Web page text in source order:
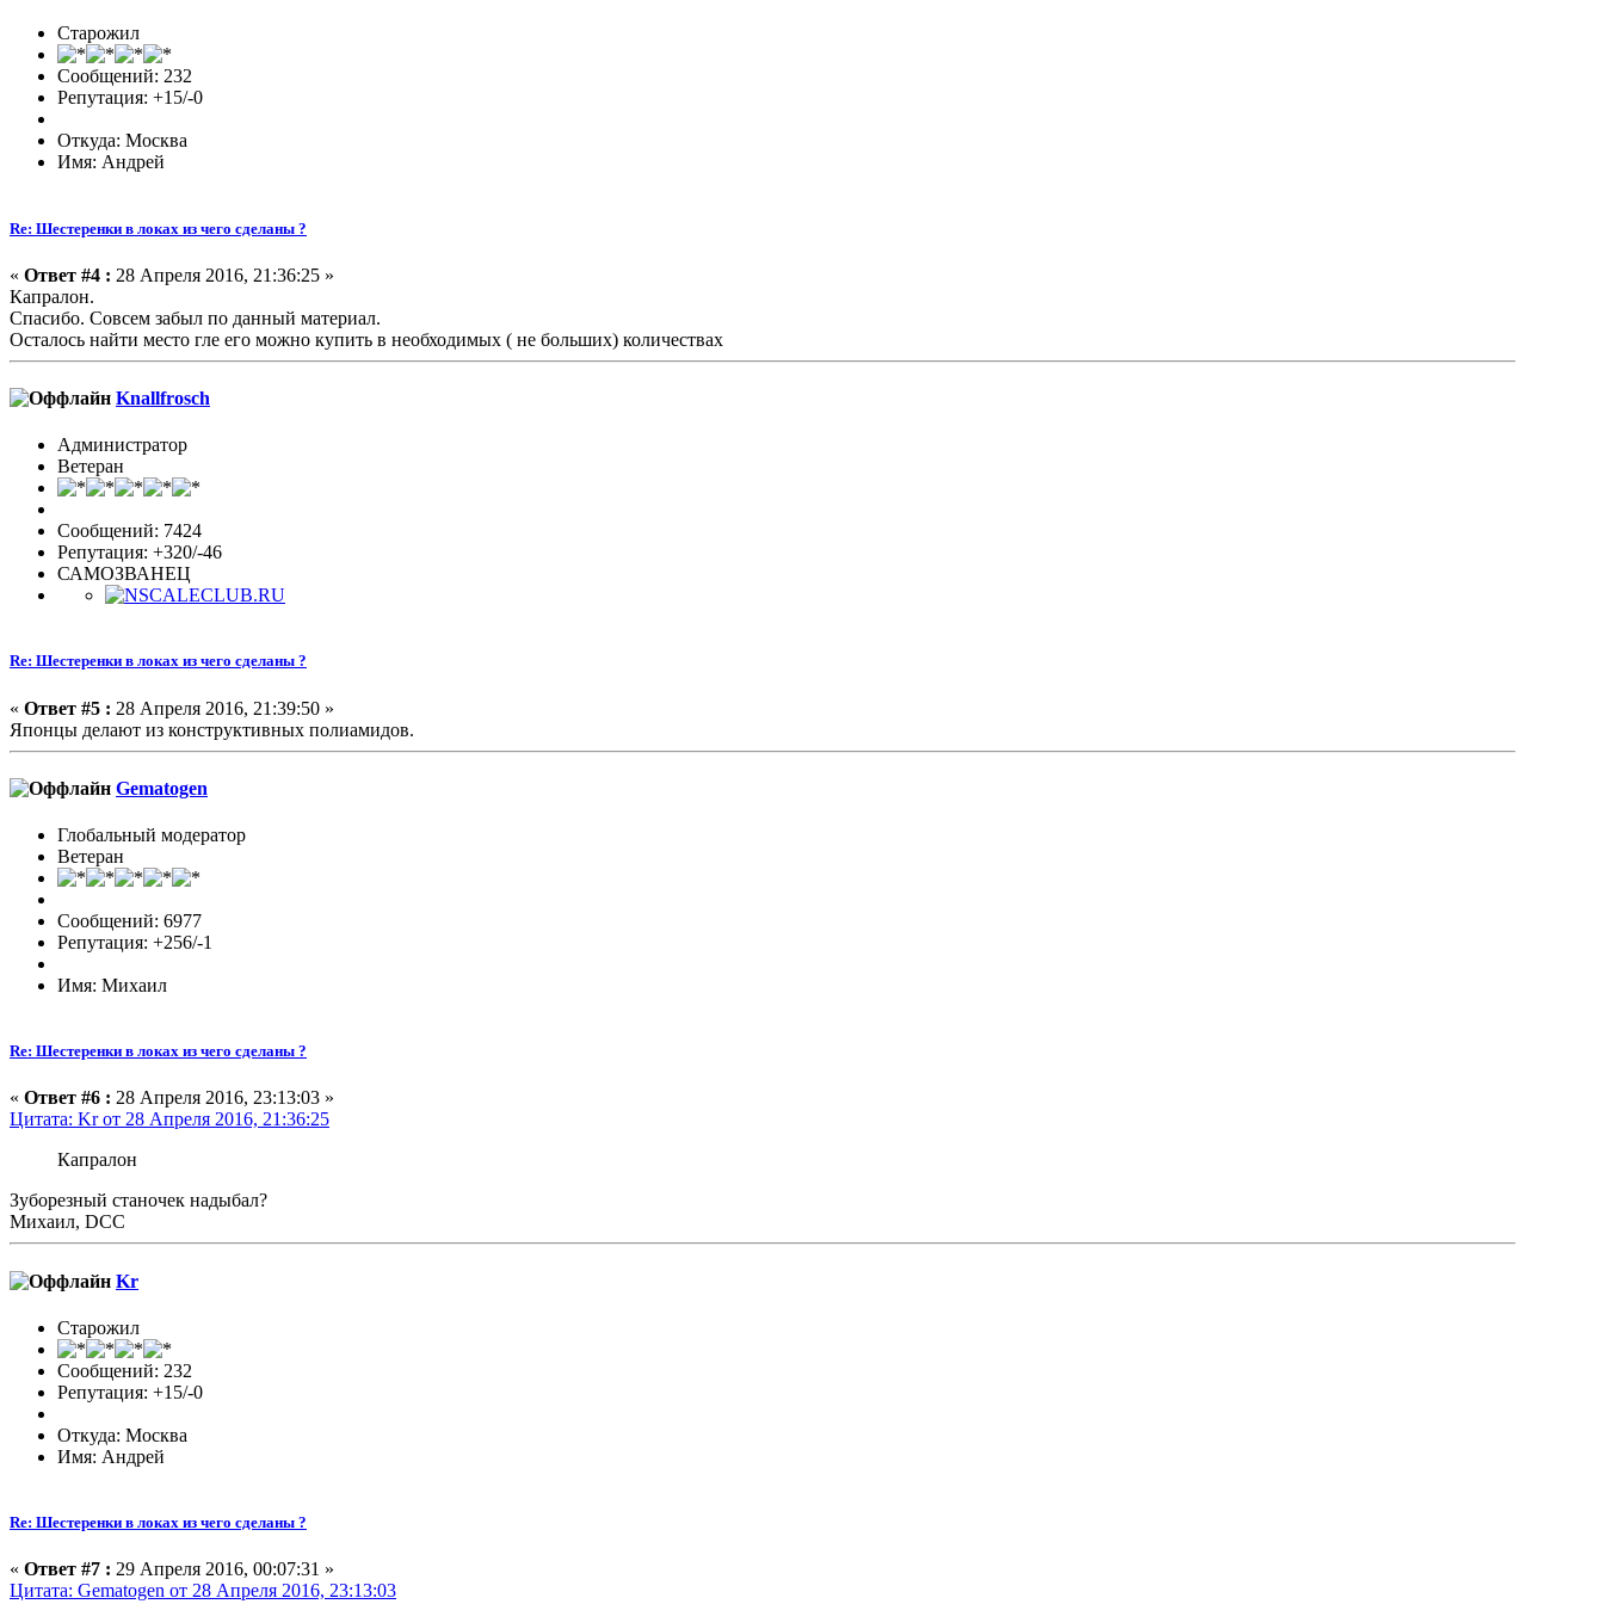
Старожил
Сообщений: 232
Репутация: +15/-0
Откуда: Москва
Имя: Андрей
Re: Шестеренки в локах из чего сделаны ?
« Ответ #4 : 28 Апреля 2016, 21:36:25 »
Капралон.
Спасибо. Совсем забыл по данный материал.
Осталось найти место гле его можно купить в необходимых ( не больших) количествах
Knallfrosch
Администратор
Ветеран
Сообщений: 7424
Репутация: +320/-46
САМОЗВАНЕЦ
Re: Шестеренки в локах из чего сделаны ?
« Ответ #5 : 28 Апреля 2016, 21:39:50 »
Японцы делают из конструктивных полиамидов.
Gematogen
Глобальный модератор
Ветеран
Сообщений: 6977
Репутация: +256/-1
Имя: Михаил
Re: Шестеренки в локах из чего сделаны ?
« Ответ #6 : 28 Апреля 2016, 23:13:03 »
Цитата: Kr от 28 Апреля 2016, 21:36:25
Капралон
Зуборезный станочек надыбал?
Михаил, DCC
Kr
Старожил
Сообщений: 232
Репутация: +15/-0
Откуда: Москва
Имя: Андрей
Re: Шестеренки в локах из чего сделаны ?
« Ответ #7 : 29 Апреля 2016, 00:07:31 »
Цитата: Gematogen от 28 Апреля 2016, 23:13:03